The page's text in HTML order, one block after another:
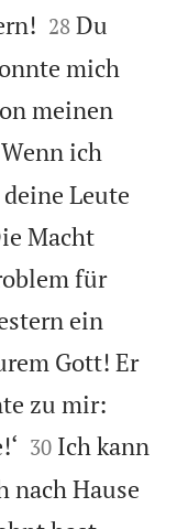


28 Du
mich
meinen
Wenn ich
Leute
Macht
für
ein
Gott! Er
zu mir:


30 Ich kann
nach Hause